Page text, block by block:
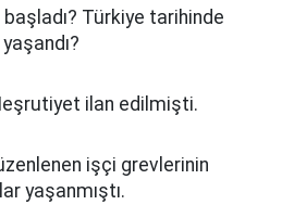
Türkiye tarihinde
ilan edilmişti.
işçi grevlerinin
yaşanmıştı.